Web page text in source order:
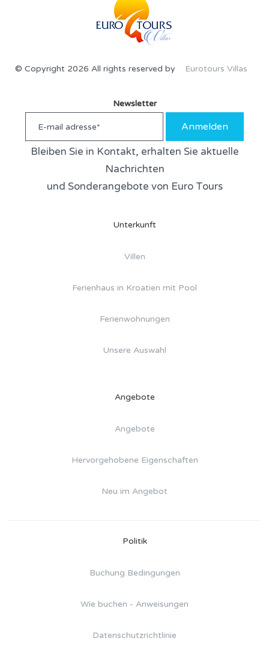
© Copyright 2026 All rights reserved by Eurotours Villas
Newsletter
Anmelden
Bleiben Sie in Kontakt, erhalten Sie aktuelle
Nachrichten
und Sonderangebote von Euro Tours
Unterkunft
Villen
Ferienhaus in Kroatien mit Pool
Ferienwohnungen
Unsere Auswahl
Angebote
Angebote
Hervorgehobene Eigenschaften
Neu im Angebot
Politik
Buchung Bedingungen
Wie buchen - Anweisungen
Datenschutzrichtlinie